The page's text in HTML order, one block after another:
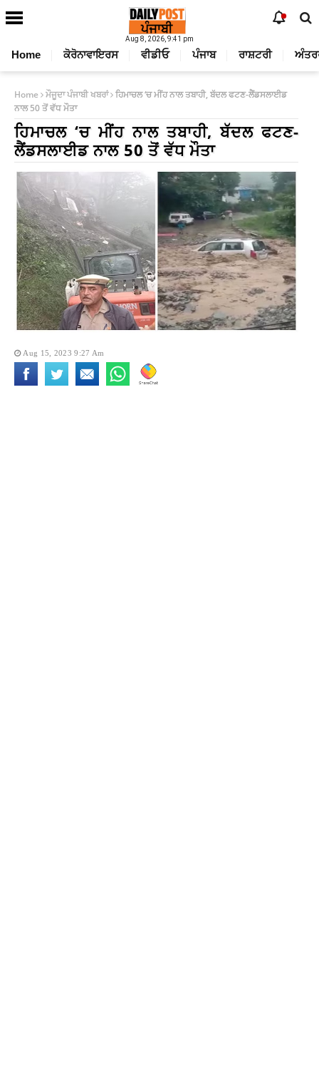
Aug 8, 2026, 9:41 pm
Home ਕੋਰੋਨਾਵਾਇਰਸ ਵੀਡੀਓ ਪੰਜਾਬ ਰਾਸ਼ਟਰੀ
Home ਮੌਜੂਦਾ ਪੰਜਾਬੀ ਖਬਰਾਂ ਹਿਮਾਚਲ ‘ਚ ਮੀਂਹ ਨਾਲ ਤਬਾਹੀ, ਬੱਦਲ ਫਟਣ-ਲੈਂਡਸਲਾਈਡ
ਨਾਲ 50 ਤੋਂ ਵੱਧ ਮੌਤਾ
ਹਿਮਾਚਲ ‘ਚ ਮੀਂਹ ਨਾਲ ਤਬਾਹੀ, ਬੱਦਲ ਫਟਣ-
ਲੈਂਡਸਲਾਈਡ ਨਾਲ 50 ਤੋਂ ਵੱਧ ਮੌਤਾ
Aug 15, 2023 9:27 Am